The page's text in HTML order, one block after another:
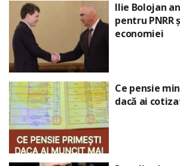
Ilie Bolojan
pentru PNRR
economiei
Ce pensie
dacă ai